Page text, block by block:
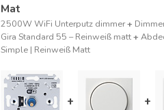
Mat
2500W WiFi Unterputz dimmer+
Gira Standard 55 – Reinweiß matt+
Simple | Reinweiß Matt
+ +